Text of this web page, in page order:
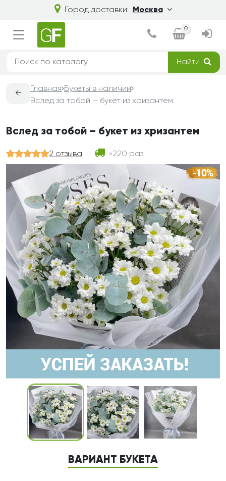
Город доставки: Москва
0
Найти
←
Главная Букеты в наличии
Вслед за тобой – букет из хризантем
Вслед за тобой – букет из хризантем
2 отзыва >220 раз
ВАРИАНТ БУКЕТА